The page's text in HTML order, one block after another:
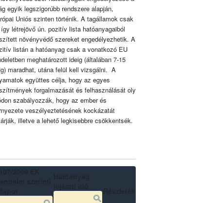
egyik legszigorúbb rendszere alapján,
Uniós szinten történik. A tagállamok csak
létrejövő ún. pozitív lista hatóanyagaiból
növényvédő szereket engedélyezhetik. A
listán a hatóanyag csak a vonatkozó EU
meghatározott ideig (általában 7-15
maradhat, utána felül kell vizsgálni. A
együttes célja, hogy az egyes
forgalmazását és felhasználását oly
szabályozzák, hogy az ember és
veszélyeztetésének kockázatát
illetve a lehető legkisebbre csökkentsék.